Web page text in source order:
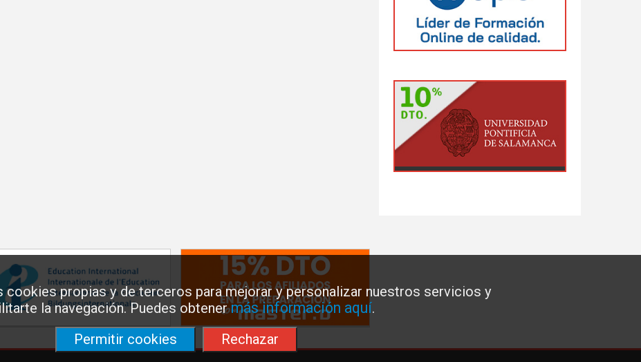
cookies propias y de terceros para mejorar y personalizar nuestros servicios y
la navegación. Puedes obtenermás información aquí.
Permitir cookies
Rechazar